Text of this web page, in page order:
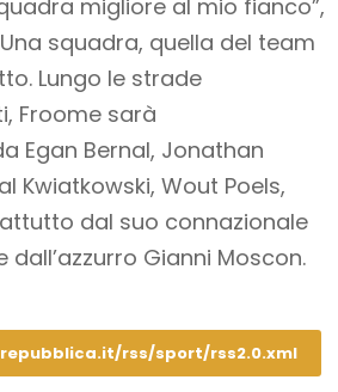
migliore al mio fianco”,
squadra, quella del team
Lungo le strade
Froome sarà
Egan Bernal, Jonathan
Kwiatkowski, Wout Poels,
dal suo connazionale
Gianni Moscon.
rss/sport/rss2.0.xml